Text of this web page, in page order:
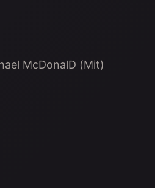
McDonalD (Mit)